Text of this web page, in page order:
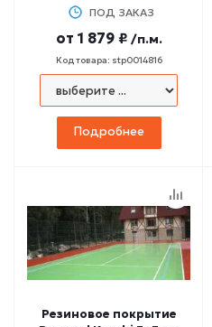
ПОД ЗАКАЗ
от 1 879 ₽ /п.м.
Код товара: stp0014816
Подробнее
Резиновое покрытие